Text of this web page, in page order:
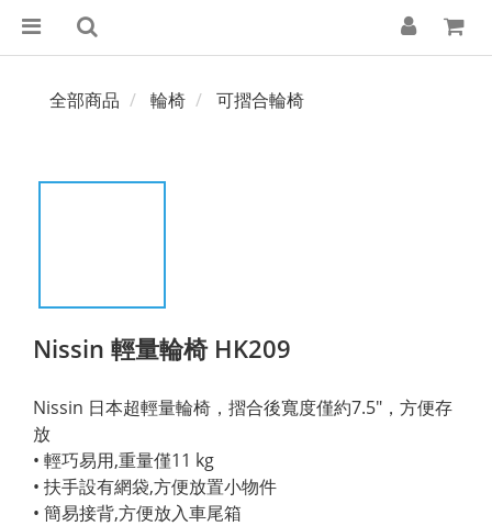
全部商品 輪椅 可摺合輪椅
Nissin 輕量輪椅 HK209
Nissin 日本超輕量輪椅，摺合後寬度僅約7.5"，方便存
放
• 輕巧易用,重量僅11 kg
• 扶手設有網袋,方便放置小物件
• 簡易接背,方便放入車尾箱